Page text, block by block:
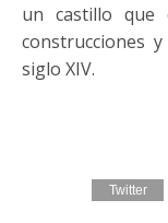
un castillo que
construcciones
siglo XIV.
Twitter